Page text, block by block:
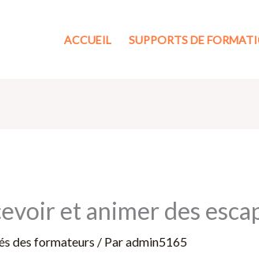
ACCUEIL SUPPORTS DE
et animer des
des formateurs / Paradmin5165